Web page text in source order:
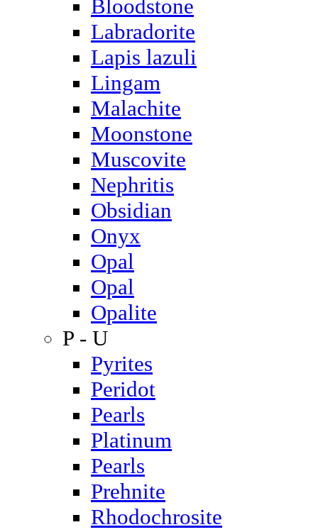
Bloodstone
Labradorite
Lapis lazuli
Lingam
Malachite
Moonstone
Muscovite
Nephritis
Obsidian
Onyx
Opal
Opal
Opalite
P - U
Pyrites
Peridot
Pearls
Platinum
Pearls
Prehnite
Rhodochrosite